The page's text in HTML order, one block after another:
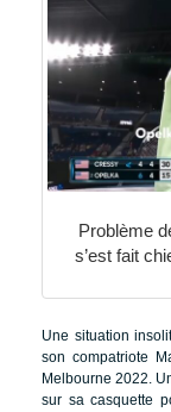
Problème
s’est fait
Une situation
son compatriote
Melbourne 2022.
sur sa casquette